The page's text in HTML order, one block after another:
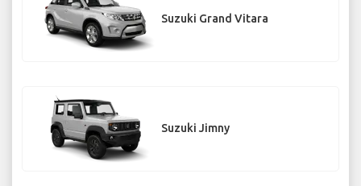
Suzuki Grand Vitara
Suzuki Jimny